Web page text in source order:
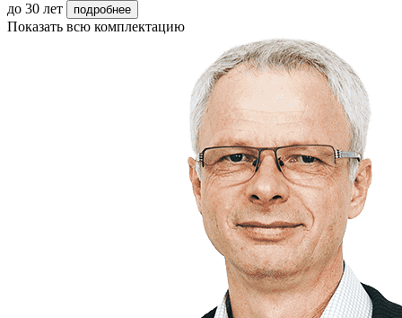
до 30 лет подробнее
Показать всю комплектацию